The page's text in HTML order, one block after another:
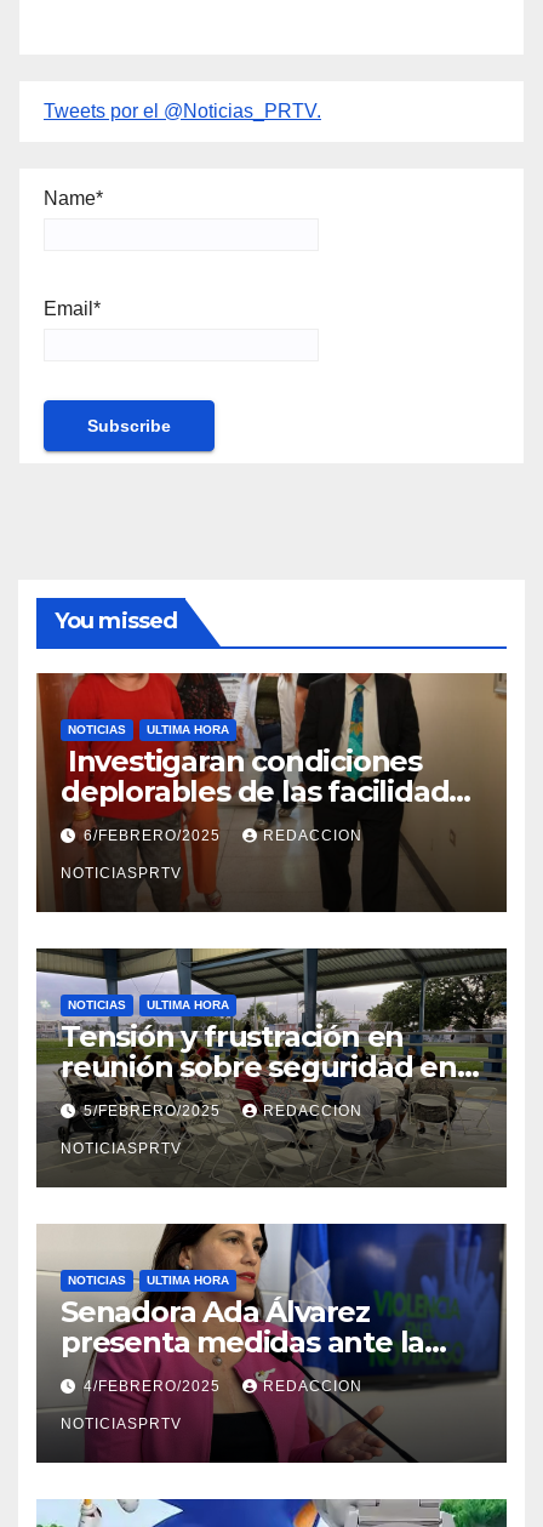
Tweets por el @Noticias_PRTV.
Name*
Email*
You missed
NOTICIAS ULTIMA HORA
Investigaran condiciones
deplorables de las facilidades
el Departamento de la Salud
en Mayagüez
6/FEBRERO/2025 REDACCION
NOTICIASPRTV
NOTICIAS ULTIMA HORA
Tensión y frustración en
reunión sobre seguridad en
Reparto Metropolitano
5/FEBRERO/2025 REDACCION
NOTICIASPRTV
NOTICIAS ULTIMA HORA
Senadora Ada Álvarez
presenta medidas ante la
violencia en el noviazgo
4/FEBRERO/2025 REDACCION
NOTICIASPRTV